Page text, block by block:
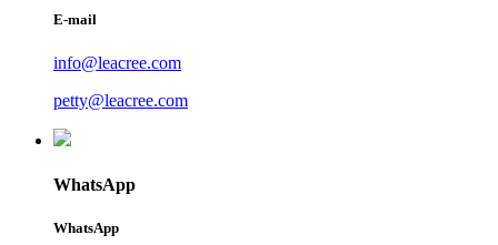
E-mail
info@leacree.com
petty@leacree.com
WhatsApp
WhatsApp